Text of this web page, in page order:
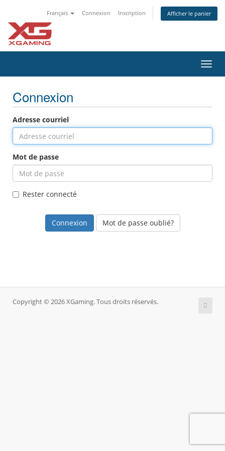
Français Connexion Inscription Afficher le panier
la
Connexion
Adresse courriel
Mot de passe
Rester connecté
Mot de passe oublié?
Copyright © 2026 XGaming. Tous droits réservés.